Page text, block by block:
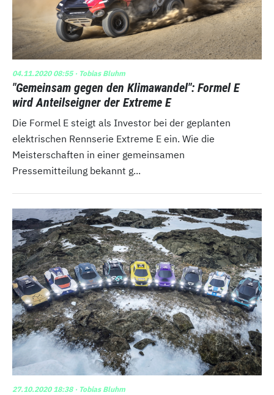
04.11.2020 08:55· Tobias Bluhm
"Gemeinsam gegen den Klimawandel": Formel E
wird Anteilseigner der Extreme E
Die Formel E steigt als Investor bei der geplanten
elektrischen Rennserie Extreme E ein. Wie die
Meisterschaften in einer gemeinsamen
Pressemitteilung bekannt g...
27.10.2020 18:38· Tobias Bluhm